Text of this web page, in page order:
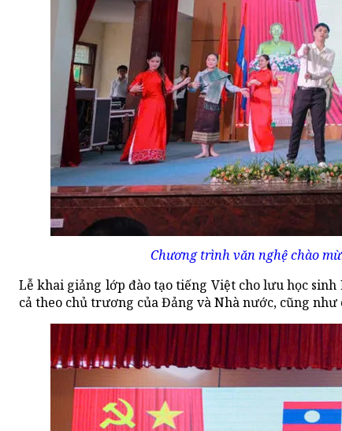
Chương trình văn nghệ chào
Lễ khai giảng lớp đào tạo tiếng Việt cho lưu học
cả theo chủ trương của Đảng và Nhà nước, cũng